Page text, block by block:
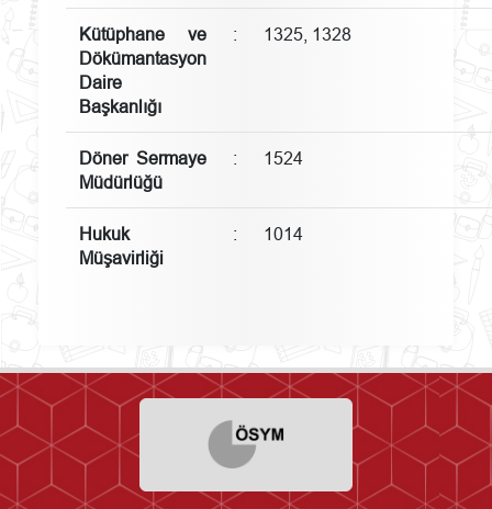
Kütüphane ve
Dökümantasyon
Daire
Başkanlığı
: 1325, 1328
Döner Sermaye
Müdürlüğü
: 1524
Hukuk
Müşavirliği
: 1014